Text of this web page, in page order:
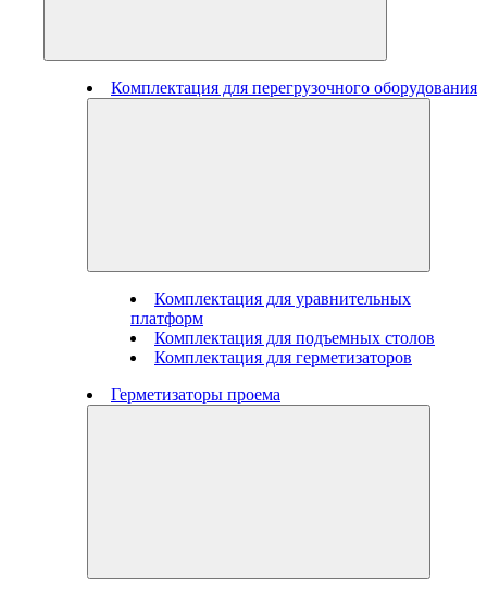
Комплектация для перегрузочного оборудования
Комплектация для уравнительных
платформ
Комплектация для подъемных столов
Комплектация для герметизаторов
Герметизаторы проема